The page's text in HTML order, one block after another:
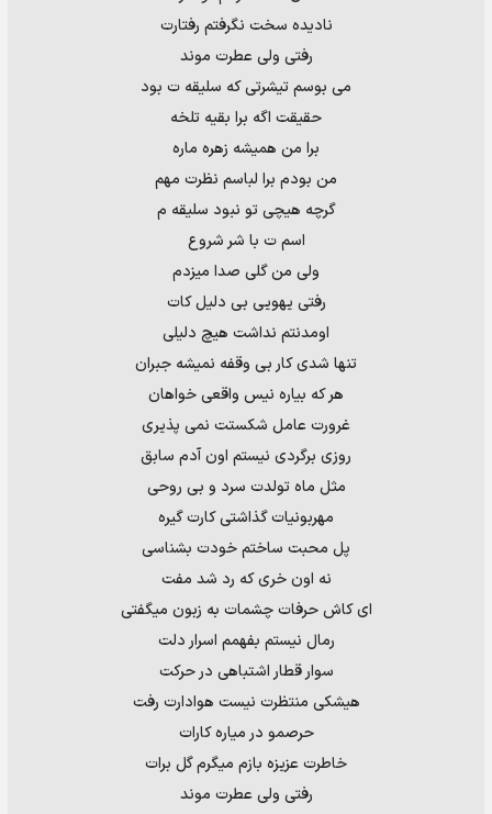
نادیده سخت نگرفتم رفتارت
رفتی ولی عطرت موند
می بوسم تیشرتی که سلیقه ت بود
حقیقت اگه برا بقیه تلخه
برا من همیشه زهره ماره
من بودم برا لباسم نظرت مهم
گرچه هیچی تو نبود سلیقه م
اسم ت با شر شروع
ولی من گلی صدا میزدم
رفتی یهویی بی دلیل کات
اومدنتم نداشت هیچ دلیلی
تنها شدی کار بی وقفه نمیشه جبران
هر که بیاره نیس واقعی خواهان
غرورت عامل شکستت نمی پذیری
روزی برگردی نیستم اون آدم سابق
مثل ماه تولدت سرد و بی روحی
مهربونیات گذاشتی کارت گیره
پل محبت ساختم خودت بشناسی
نه اون خری که رد شد مفت
ای کاش حرفات چشمات به زبون میگفتی
رمال نیستم بفهمم اسرار دلت
سوار قطار اشتباهی در حرکت
هیشکی منتظرت نیست هوادارت رفت
حرصمو در میاره کارات
خاطرت عزیزه بازم میگرم گل برات
رفتی ولی عطرت موند